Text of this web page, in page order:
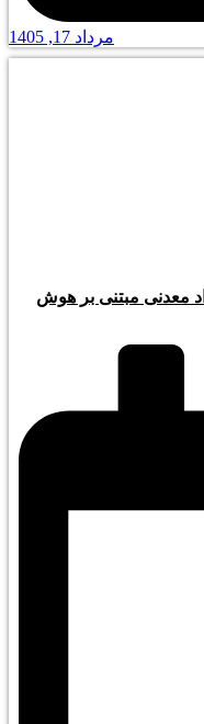
مرداد 17, 1405
معدنی مبتنی بر هوش